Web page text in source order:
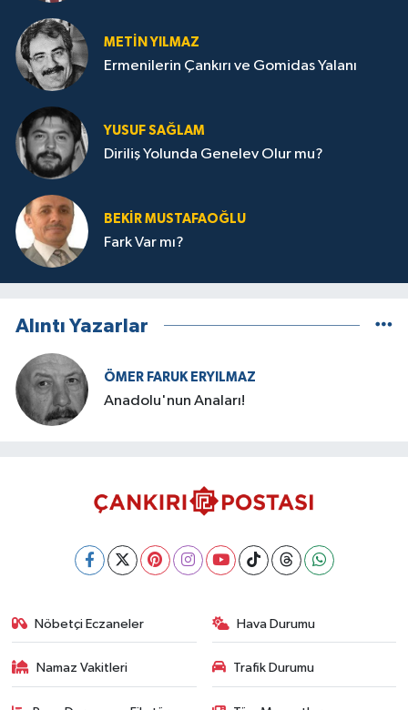
METIN YILMAZ
Ermenilerin Çankırı ve Gomidas Yalanı
YUSUF SAĞLAM
Diriliş Yolunda Genelev Olur mu?
BEKIR MUSTAFAOĞLU
Fark Var mı?
Alıntı Yazarlar
ÖMER FARUK ERYILMAZ
Anadolu'nun Anaları!
Nöbetçi Eczaneler Hava Durumu
Namaz Vakitleri Trafik Durumu